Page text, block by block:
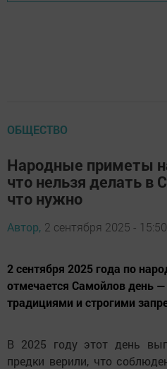
ОБЩЕСТВО
Народные приметы
что нельзя делать в
что нужно
Автор, 2 сентября 2025 - 15:50
2 сентября 2025 года по
отмечается Самойлов день
традициями и строгими
В 2025 году этот день
предки верили, что